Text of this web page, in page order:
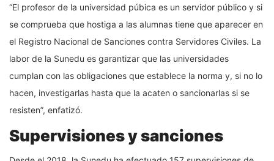
“El profesor de la universidad púbica es un servidor público y si
se comprueba que hostiga a las alumnas tiene que aparecer en
el Registro Nacional de Sanciones contra Servidores Civiles. La
labor de la Sunedu es garantizar que las universidades
cumplan con las obligaciones que establece la norma y, si no lo
hacen, investigarlas hasta que la acaten o sancionarlas si se
resisten”, enfatizó.
Supervisiones y sanciones